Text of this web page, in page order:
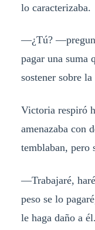
lo caracterizaba.
—¿Tú?
pagar una suma
sostener sobre la
Victoria respiró
amenazaba con
temblaban, pero
—Trabajaré,
peso se lo
le haga daño a él.